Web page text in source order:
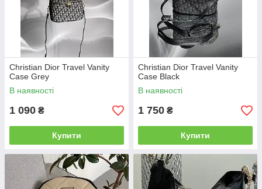
Christian Dior Travel Vanity
Case Grey
В наявності
1 090 ₴
Купити
Christian Dior Travel Vanity
Case Black
В наявності
1 750 ₴
Купити